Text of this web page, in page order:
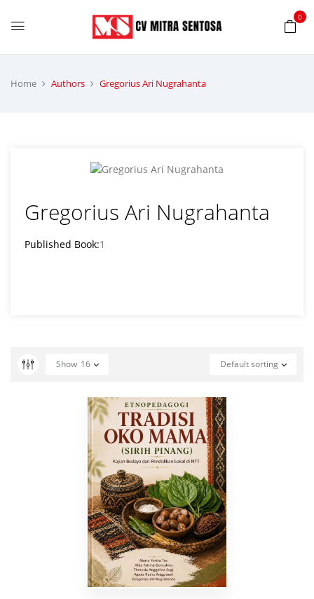
0
Home Authors Gregorius Ari Nugrahanta
Gregorius Ari Nugrahanta
Published Book:1
Default sorting
Show 16